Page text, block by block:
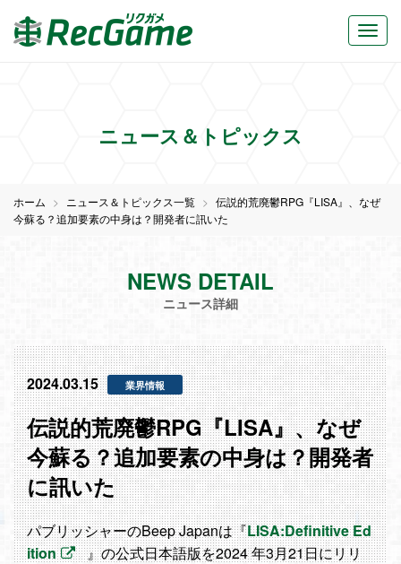
LISA:Definitive Edition...">
ニュース＆トピックス
ホーム ニュース＆トピックス一覧
伝説的荒廃鬱RPG『LISA』、なぜ
今蘇る？追加要素の中身は？開発者に訊いた
NEWS DETAIL
ニュース詳細
2024.03.15 業界情報
伝説的荒廃鬱RPG『LISA』、なぜ
今蘇る？追加要素の中身は？開発者
に訊いた
パブリッシャーのBeep Japanは『LISA:Definitive Ed
ition
』の公式日本語版を2024 年3月21日にリリ